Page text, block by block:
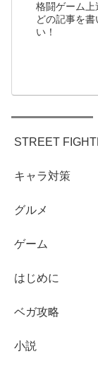
格闘ゲーム
どの記事を
い！
STREET
キャラ対策
グルメ
ゲーム
はじめに
ベガ攻略
小説